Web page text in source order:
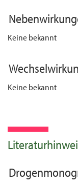
Keine bekannt
Keine bekannt